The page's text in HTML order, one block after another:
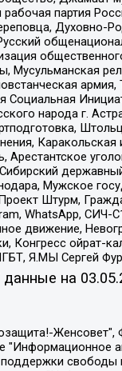
партия
Духовно-
народа г.
Каракольская
Арестантское
Мужское
Штурм,
WhatsApp,
движение,
Конгресс ойрат-
Я.МЫ Сергей
данные на
Чуракова Ольга Владимировна, Ярош Юлия Петровна, Юридическое лицо "The Insider SIA", зарегистрированное в Риге, Латвийская Республика (дата регистрации 26.06.2015), являющееся администратором доменного имени интернет-издания "The Insider SIA", https://theins.ru, Постернак Алексей Евгеньевич, Рубин Михаил Аркадьевич, Анин Роман Александрович, Юридическое лицо Istories fonds, зарегистрированное в Латвийской Республике (регистрационный номер 50008295751, дата регистрации 24.02.2020), Великовский Дмитрий Александрович, Долинина Ирина Николаевна, Мароховская Алеся Алексеевна, Шлейнов Роман Юрьевич, Шмагун Олеся Валентиновна, Общество с ограниченной ответственностью "Альтаир 2021", Общество с ограниченной ответственностью "Вега 2021", Общество с ограниченной ответственностью "Главный редактор 2021", Общество с ограниченной ответственностью "Ромашки монолит", Важенков Артем Валерьевич, Ивановская областная общественная организация "Центр гендерных исследований", Гурман Юрий Альбертович, Медиапроект "ОВД-Инфо", Егоров Владимир Владимирович,